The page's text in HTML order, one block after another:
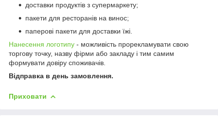
доставки продуктів з супермаркету;
пакети для ресторанів на винос;
паперові пакети для доставки їжі.
Нанесення логотипу - можливість прорекламувати свою
торгову точку, назву фірми або закладу і тим самим
формувати довіру споживачів.
Відправка в день замовлення.
Приховати